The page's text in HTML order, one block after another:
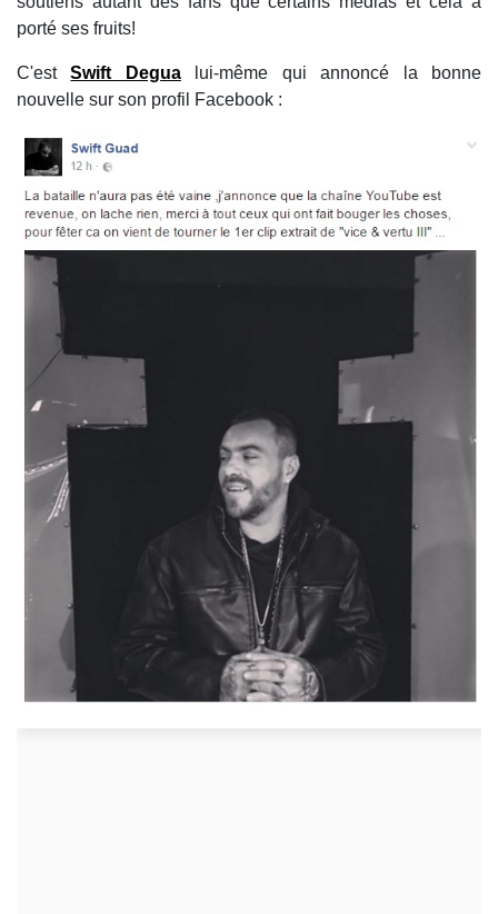
porté ses fruits!
C'estSwift Degualui-même qui annoncé la bonne
nouvelle sur son profil Facebook :